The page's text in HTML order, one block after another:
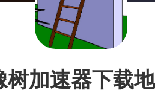
树加速器下载